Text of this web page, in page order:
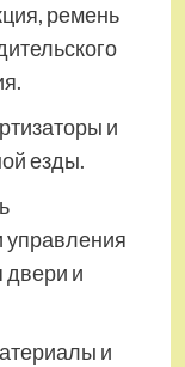
ремень
и
езды.
и
и